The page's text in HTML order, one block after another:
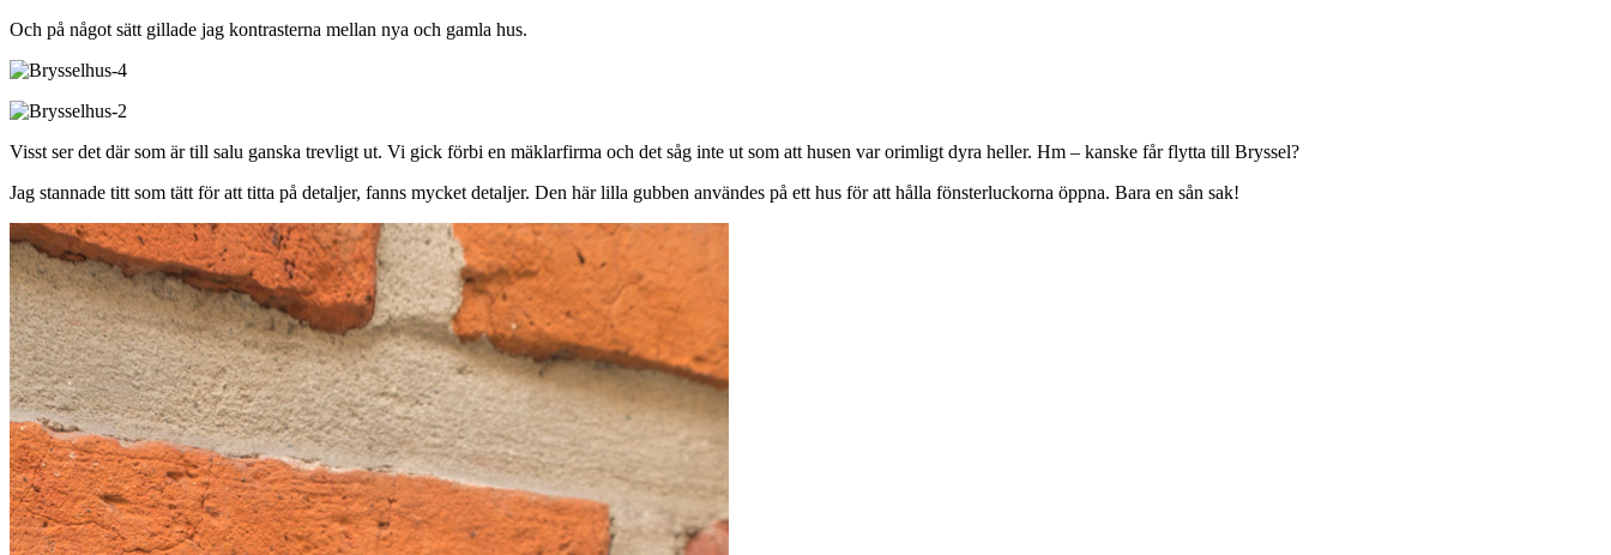
Och på något sätt gillade jag kontrasterna mellan nya och gamla hus.
Visst ser det där som är till salu ganska trevligt ut. Vi gick förbi en mäklarfirma och det såg inte ut som att husen var orimligt dyra heller. Hm – kanske får flytta till Bryssel?
Jag stannade titt som tätt för att titta på detaljer, fanns mycket detaljer. Den här lilla gubben användes på ett hus för att hålla fönsterluckorna öppna. Bara en sån sak!